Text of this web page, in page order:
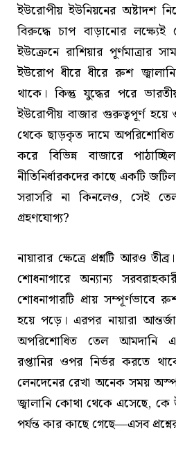
ইউরোপীয় ইউনিয়নের অষ্টাদশ
বিরুদ্ধে চাপ বাড়ানোর
ইউক্রেনে রাশিয়ার
ইউরোপ ধীরে ধীরে রুশ
থাকে। কিন্তু যুদ্ধের পরে
ইউরোপীয় বাজার গুরুত্বপূর্ণ হয়ে
থেকে ছাড়কৃত দামে
করে বিভিন্ন বাজারে
নীতিনির্ধারকদের কাছে একটি
সরাসরি না কিনলেও, সেই
গ্রহণযোগ্য?
নায়ারার ক্ষেত্রে প্রশ্নটি আরও
শোধনাগারে অন্যান্য
শোধনাগারটি প্রায় সম্পূর্ণভাবে
হয়ে পড়ে। এরপর নায়ারা
অপরিশোধিত তেল আমদানি
রপ্তানির ওপর নির্ভর করতে
লেনদেনের রেখা অনেক সময়
জ্বালানি কোথা থেকে এসেছে,
পর্যন্ত কার কাছে গেছে—এসব